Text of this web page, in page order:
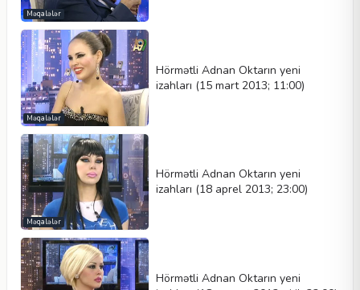
Məqalələr
Məqalələr
Hörmətli Adnan Oktarın yeni
izahları (15 mart 2013; 11:00)
Məqalələr
Hörmətli Adnan Oktarın yeni
izahları (18 aprel 2013; 23:00)
Hörmətli Adnan Oktarın yeni